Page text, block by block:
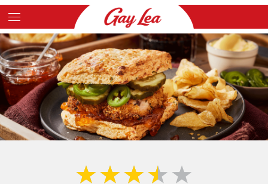
Skip
to
main
content
Main
Content